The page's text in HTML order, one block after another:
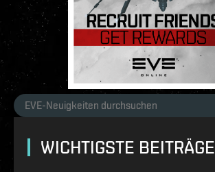
WICHTIGSTE BEITRÄGE